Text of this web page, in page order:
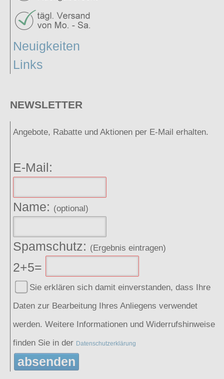
Neuigkeiten
Links
NEWSLETTER
Angebote, Rabatte und Aktionen per E-Mail erhalten.
E-Mail:
Name: (optional)
Spamschutz: (Ergebnis eintragen)
2+5=
Sie erklären sich damit einverstanden, dass Ihre
Daten zur Bearbeitung Ihres Anliegens verwendet
werden. Weitere Informationen und Widerrufshinweise
finden Sie in der Datenschutzerklärung
absenden